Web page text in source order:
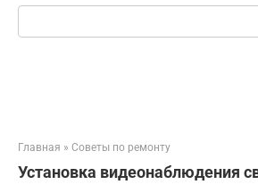
Поиск:
Главная » Советы по ремонту
Установка видеонаблюдения